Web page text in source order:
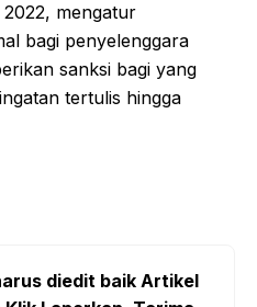
mengatur
bagi penyelenggara
sanksi bagi yang
tertulis hingga
diedit baik Artikel